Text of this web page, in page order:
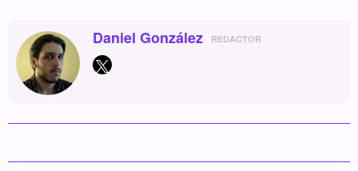
Daniel González REDACTOR